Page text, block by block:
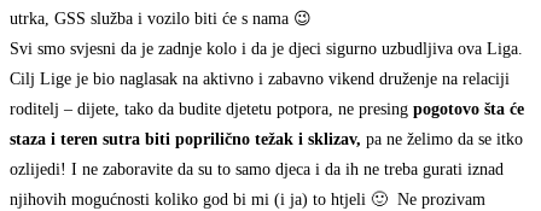
utrka, GSS služba i vozilo biti će s nama 😉
Svi smo svjesni da je zadnje kolo i da je djeci sigurno uzbudljiva ova Liga.
Cilj Lige je bio naglasak na aktivno i zabavno vikend druženje na relaciji
roditelj – dijete, tako da budite djetetu potpora, ne presing pogotovo šta će
staza i teren sutra biti poprilično težak i sklizav, pa ne želimo da se itko
ozlijedi! I ne zaboravite da su to samo djeca i da ih ne treba gurati iznad
njihovih mogućnosti koliko god bi mi (i ja) to htjeli 🙂 Ne prozivam